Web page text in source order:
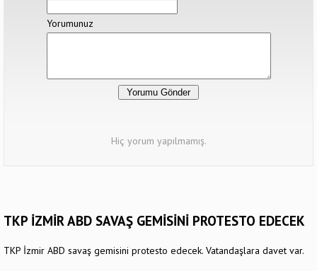
Yorumunuz
Hiç yorum yapılmamış.
TKP İZMİR ABD SAVAŞ GEMİSİNİ PROTESTO EDECEK
TKP İzmir ABD savaş gemisini protesto edecek. Vatandaşlara davet var.